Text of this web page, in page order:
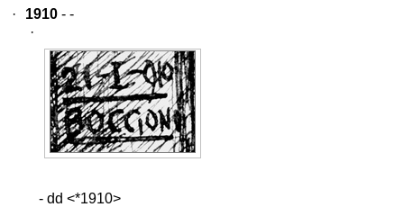
·
1910 - -
·
- dd <*1910>